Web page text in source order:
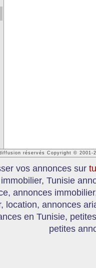
réservés Copyright © 2001-
vos annonces sur
Tunisie
annonces
location, annonces
en Tunisie,
petites